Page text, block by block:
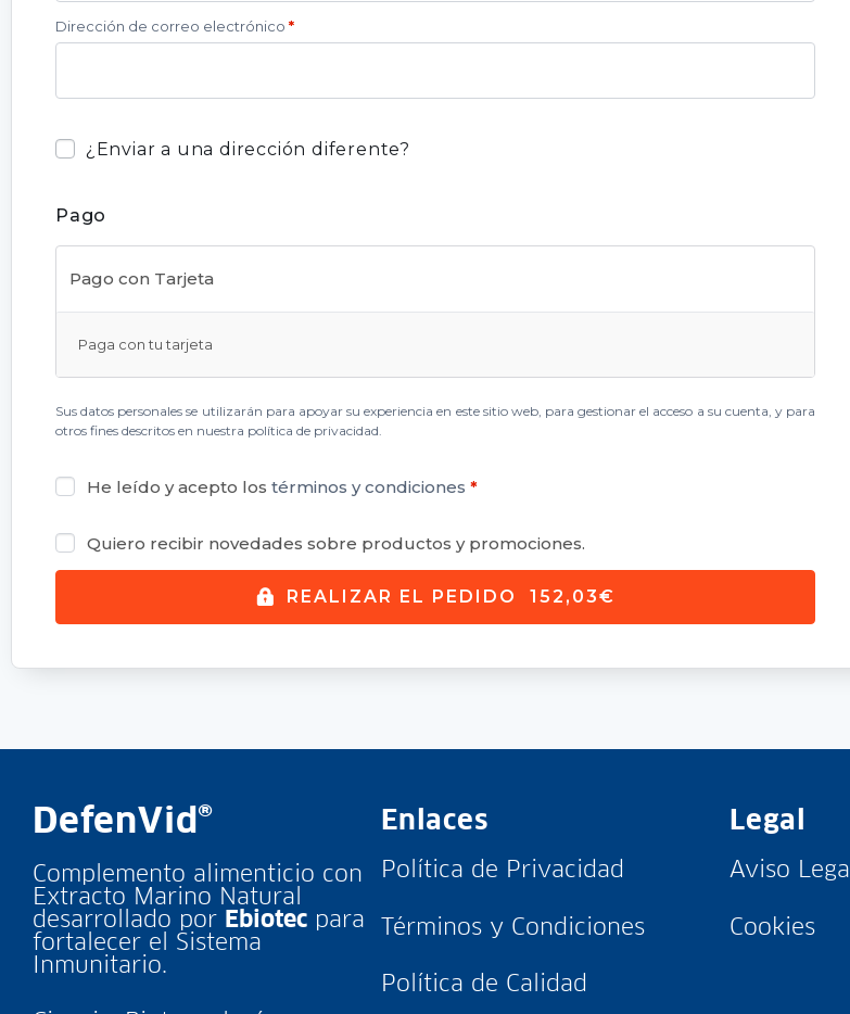
Dirección de correo electrónico *
¿Enviar a una dirección diferente?
Pago
Pago con Tarjeta
Paga con tu tarjeta
Sus datos personales se utilizarán para apoyar su experiencia en este sitio web, para gestionar el acceso a su cuenta, y para
otros fines descritos en nuestra política de privacidad.
He leído y acepto los términos y condiciones *
Quiero recibir novedades sobre productos y promociones.
REALIZAR EL PEDIDO 152,03€
DefenVid®
Complemento alimenticio con
Extracto Marino Natural
desarrollado por Ebiotec para
fortalecer el Sistema
Inmunitario.
Enlaces
Política de Privacidad
Términos y Condiciones
Política de Calidad
Legal
Aviso Legal
Cookies